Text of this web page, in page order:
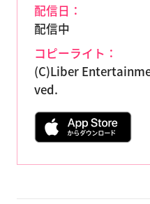
配信日：
配信中
コピーライト：
(C)Liber
ved.